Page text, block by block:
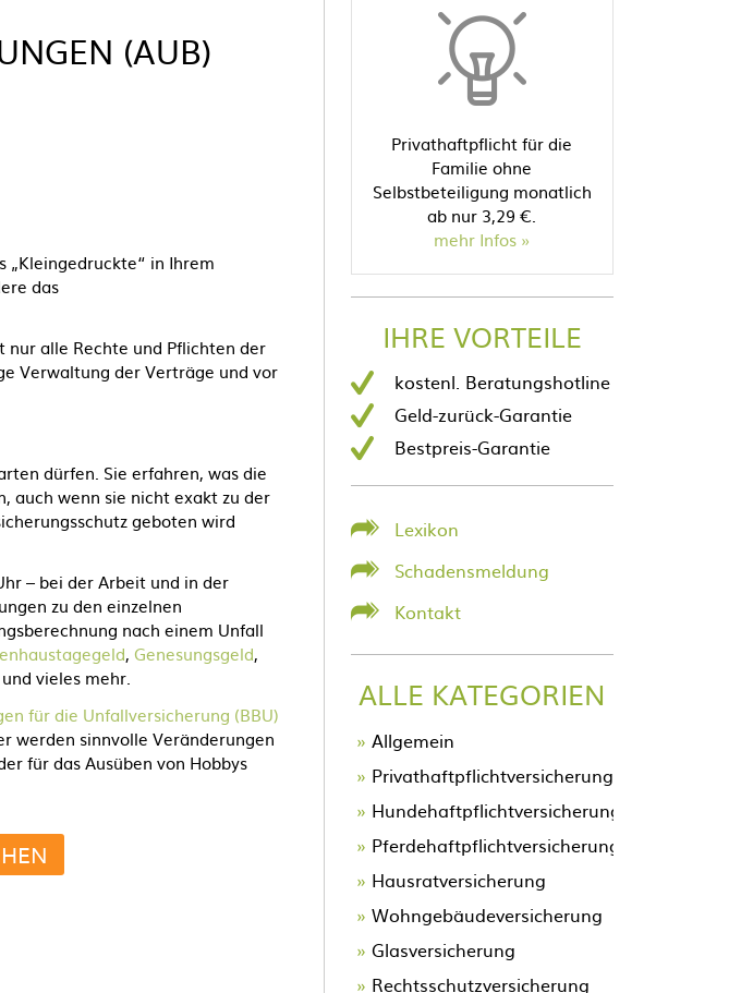
(AUB)
„Kleingedruckte“ in Ihrem
das
alle Rechte und Pflichten der
Verwaltung der Verträge und vor
dürfen. Sie erfahren, was die
auch wenn sie nicht exakt zu der
geboten wird
– bei der Arbeit und in der
zu den einzelnen
nach einem Unfall
, Genesungsgeld,
vieles mehr.
für die Unfallversicherung (BBU)
werden sinnvolle Veränderungen
für das Ausüben von Hobbys
Privathaftpflicht für die
Familie ohne
Selbstbeteiligung monatlich
ab nur 3,29 €.
mehr Infos
IHRE VORTEILE
kostenl. Beratungshotline
Geld-zurück-Garantie
Bestpreis-Garantie
Lexikon
Schadensmeldung
Kontakt
ALLE KATEGORIEN
Allgemein
Privathaftpflichtversicherung
Hundehaftpflichtversicherung
Pferdehaftpflichtversicherung
Hausratversicherung
Wohngebäudeversicherung
Glasversicherung
Rechtsschutzversicherung